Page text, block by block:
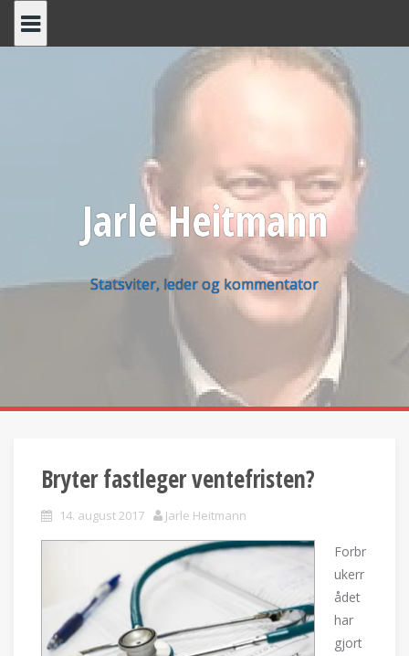
Jarle Heitmann
Statsviter, leder og kommentator
Bryter fastleger ventefristen?
14. august 2017 Jarle Heitmann
Forbr
ukerr
ådet
har
gjort